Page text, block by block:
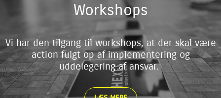
Workshops
Vi har den tilgang til workshops, at der skal være
action fulgt op af implementering og
uddelegering af ansvar.